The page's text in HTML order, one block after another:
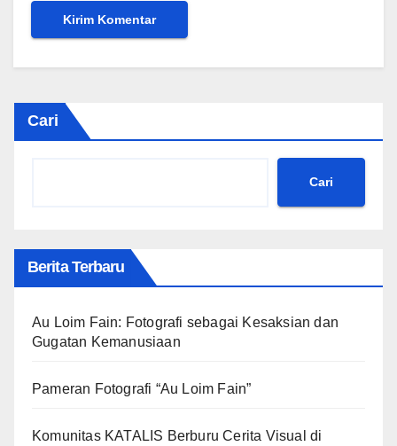
Cari
Cari
Berita Terbaru
Au Loim Fain: Fotografi sebagai Kesaksian dan
Gugatan Kemanusiaan
Pameran Fotografi “Au Loim Fain”
Komunitas KATALIS Berburu Cerita Visual di